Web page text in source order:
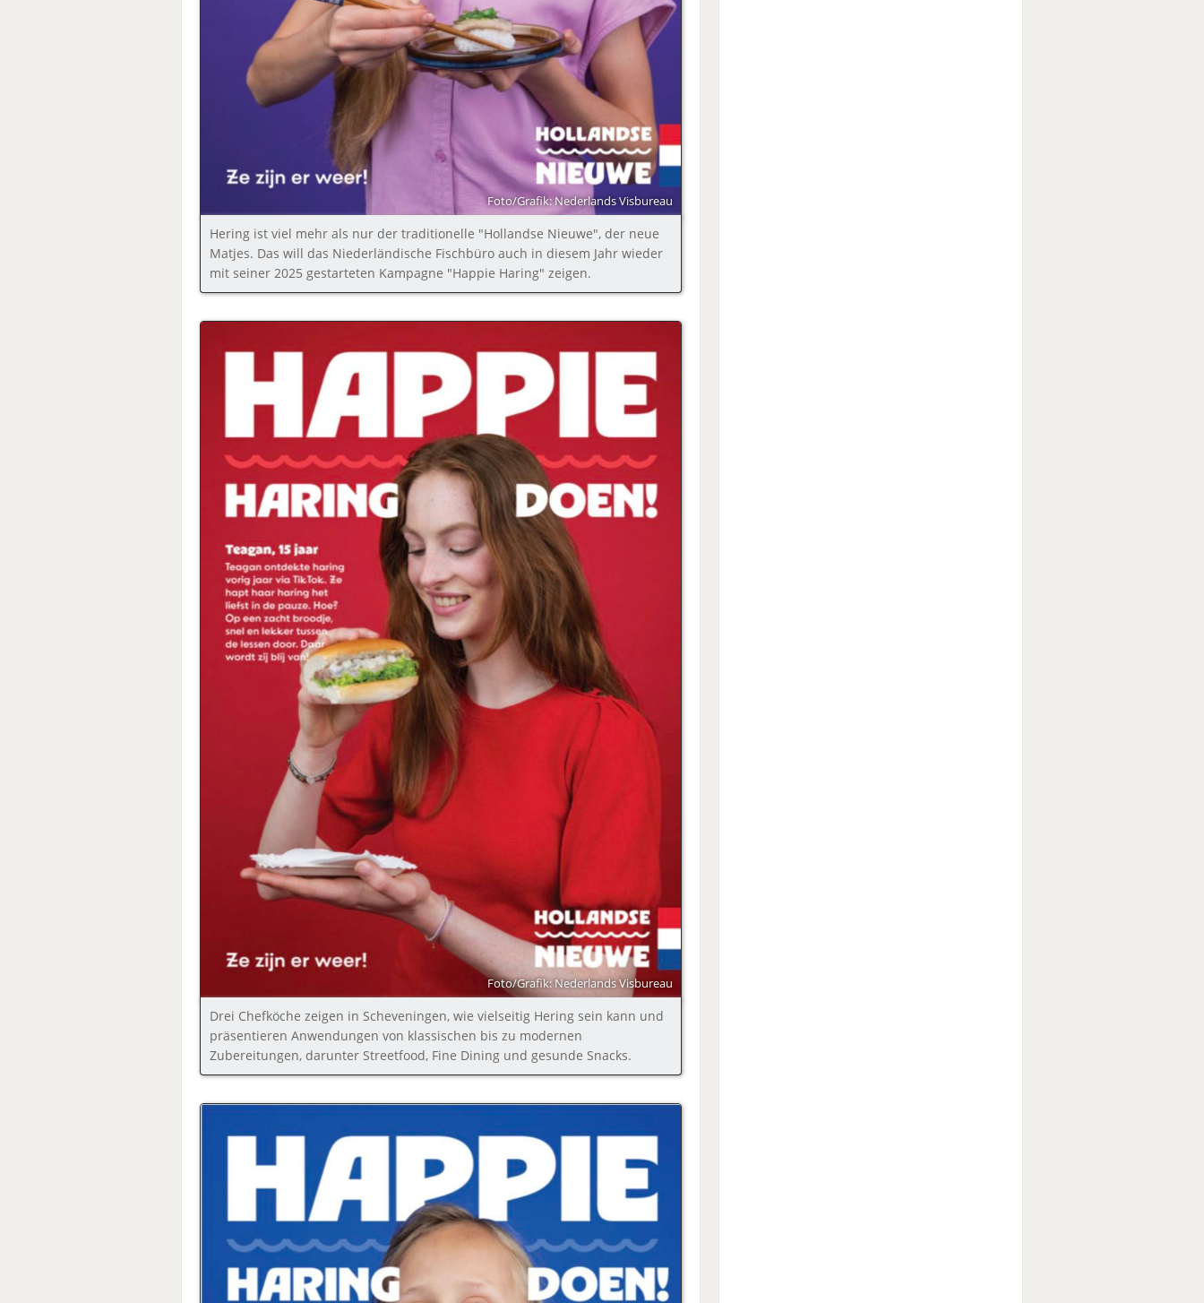
Foto/Grafik: Nederlands Visbureau
Hering ist viel mehr als nur der traditionelle "Hollandse Nieuwe", der neue
Matjes. Das will das Niederländische Fischbüro auch in diesem Jahr wieder
mit seiner 2025 gestarteten Kampagne "Happie Haring" zeigen.
Foto/Grafik: Nederlands Visbureau
Drei Chefköche zeigen in Scheveningen, wie vielseitig Hering sein kann und
präsentieren Anwendungen von klassischen bis zu modernen
Zubereitungen, darunter Streetfood, Fine Dining und gesunde Snacks.